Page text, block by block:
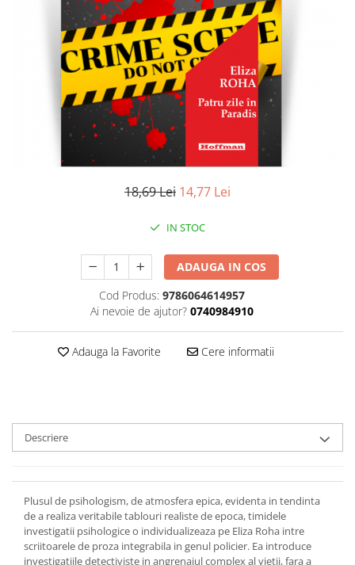
Literatura
Contemporana
Non-fictiune
Publicistica / Reportaje / Interviuri
Sociologie si filozofie
18,69 Lei 14,77 Lei
IN STOC
ADAUGA IN COS
Cod Produs: 9786064614957
Ai nevoie de ajutor? 0740984910
Adauga la Favorite Cere informatii
Descriere
Plusul de psihologism, de atmosfera epica, evidenta in tendinta
de a realiza veritabile tablouri realiste de epoca, timidele
investigatii psihologice o individualizeaza pe Eliza Roha intre
scriitoarele de proza integrabila in genul policier. Ea introduce
investigatiile detectiviste in angrenajul complex al vietii, fara a